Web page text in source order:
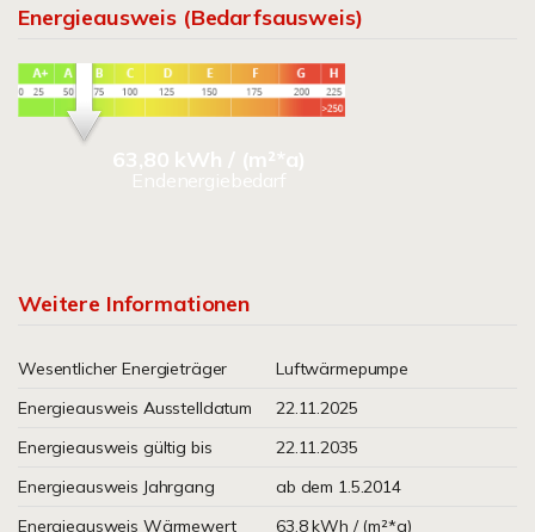
Energieausweis (Bedarfsausweis)
63,80 kWh / (m²*a)
Endenergiebedarf
Weitere Informationen
Wesentlicher Energieträger
Luftwärmepumpe
Energieausweis Ausstelldatum
22.11.2025
Energieausweis gültig bis
22.11.2035
Energieausweis Jahrgang
ab dem 1.5.2014
Energieausweis Wärmewert
63.8 kWh / (m²*a)